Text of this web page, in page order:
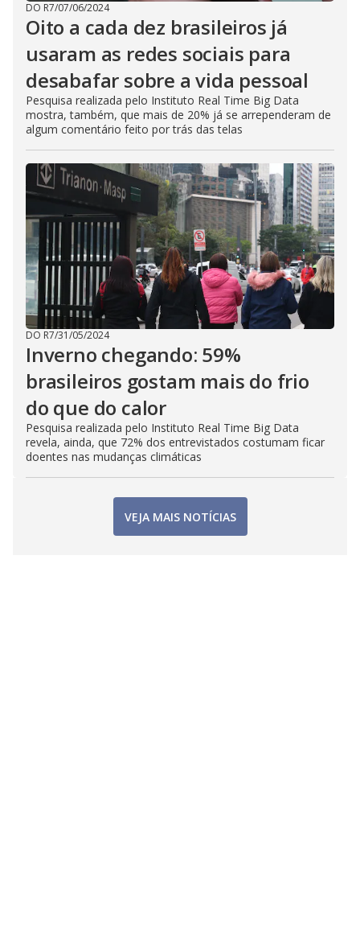
DO R7/07/06/2024
Oito a cada dez brasileiros já
usaram as redes sociais para
desabafar sobre a vida pessoal
Pesquisa realizada pelo Instituto Real Time Big Data
mostra, também, que mais de 20% já se arrependeram de
algum comentário feito por trás das telas
DO R7/31/05/2024
Inverno chegando: 59%
brasileiros gostam mais do frio
do que do calor
Pesquisa realizada pelo Instituto Real Time Big Data
revela, ainda, que 72% dos entrevistados costumam ficar
doentes nas mudanças climáticas
VEJA MAIS NOTÍCIAS